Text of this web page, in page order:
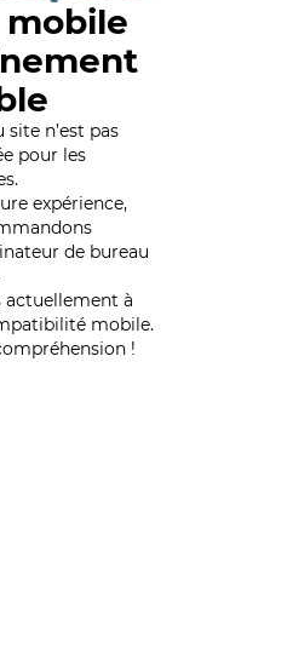
mobile
n’est pas
pour les
expérience,
de bureau
actuellement à
mobile.
!